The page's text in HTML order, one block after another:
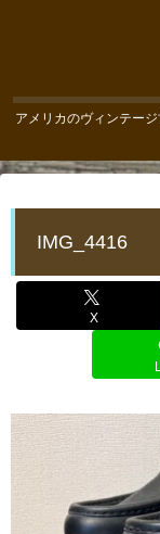
アメリカのヴィンテー
IMG_4416
X